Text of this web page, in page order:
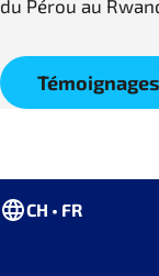
du Pérou au
CH • FR